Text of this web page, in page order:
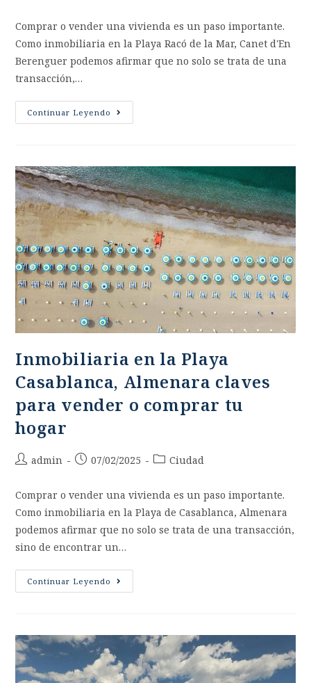
Comprar o vender una vivienda es un paso importante.
Como inmobiliaria en la Playa Racó de la Mar, Canet d'En
Berenguer podemos afirmar que no solo se trata de una
transacción,…
Continuar Leyendo
Inmobiliaria en la Playa
Casablanca, Almenara claves
para vender o comprar tu
hogar
admin 07/02/2025 Ciudad
Comprar o vender una vivienda es un paso importante.
Como inmobiliaria en la Playa de Casablanca, Almenara
podemos afirmar que no solo se trata de una transacción,
sino de encontrar un…
Continuar Leyendo